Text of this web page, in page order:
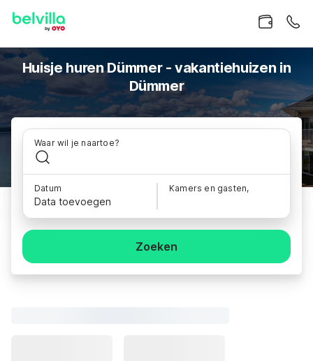
Huisje huren Dümmer - vakantiehuizen in
Dümmer
Waar wil je naartoe?
Datum
Data toevoegen
Kamers en gasten,
Zoeken